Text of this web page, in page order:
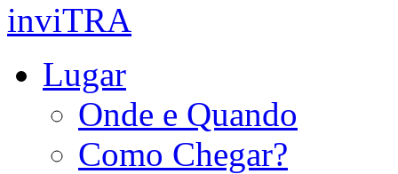
inviTRA
Lugar
Onde e Quando
Como Chegar?